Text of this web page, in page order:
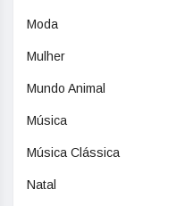
Moda
Mulher
Mundo Animal
Música
Música Clássica
Natal